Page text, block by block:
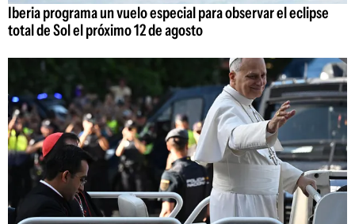
Iberia programa un vuelo especial para observar el eclipse
total de Sol el próximo 12 de agosto